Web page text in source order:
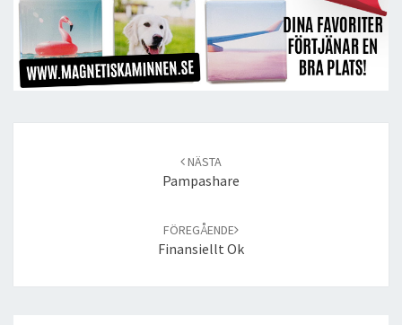
NÄSTA
Pampashare
FÖREGÅENDE
Finansiellt Ok